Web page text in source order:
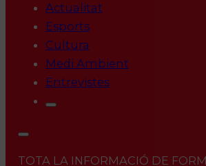
Actualitat
Esports
Cultura
Medi Ambient
Entrevistes
TOTA LA INFORMACIÓ DE